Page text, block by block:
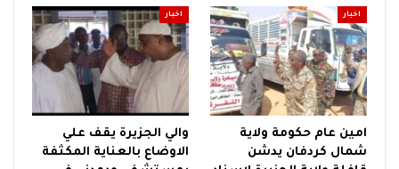
اخبار
امين عام حكومة ولاية
شمال كردفان يدشن
اخبار
والي الجزيرة يقف علي
الاوضاع بالعناية المكثفة